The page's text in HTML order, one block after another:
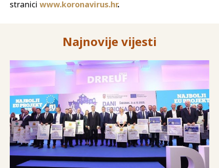
stranici www.koronavirus.hr.
Najnovije vijesti